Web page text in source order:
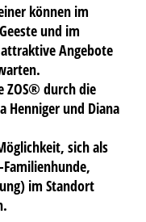
können im
und im
Angebote
ZOS® durch die
Henniger und Diana
sich als
im Standort